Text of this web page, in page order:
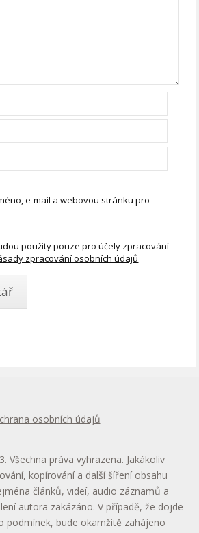
e-mail a webovou stránku pro
použity pouze pro účely zpracování
zpracování osobních údajů
osobních údajů
Všechna práva vyhrazena. Jakákoliv
kopírování a další šíření obsahu
článků, videí, audio záznamů a
autora zakázáno. V případě, že dojde
podmínek, bude okamžitě zahájeno